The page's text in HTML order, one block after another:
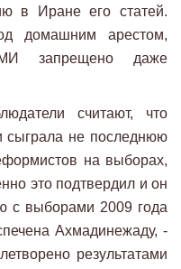
в Иране его статей.
домашним арестом,
запрещено даже
считают, что
сыграла не последнюю
на выборах,
это подтвердил и он
с выборами 2009 года
Ахмадинежаду, -
результатами